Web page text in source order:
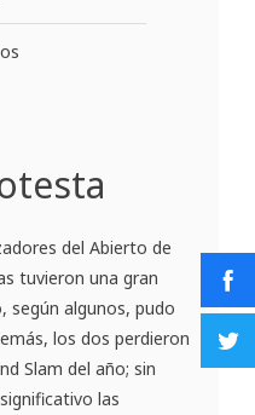
del Abierto de
tuvieron una gran
según algunos, pudo
los dos perdieron
Slam del año; sin
las